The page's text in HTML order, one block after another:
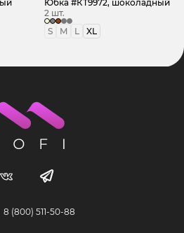
Юбка #КТ9972, шоколадный
2 шт.
S
M L XL
8 (800) 511-50-88